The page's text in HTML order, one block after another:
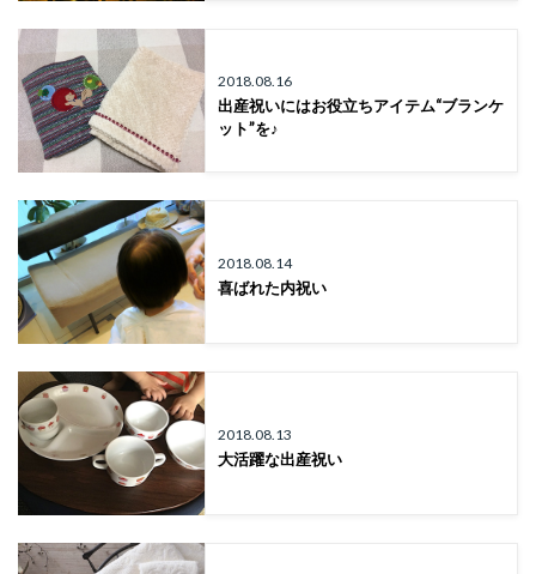
2018.08.16
出産祝いにはお役立ちアイテム“ブランケ
ット”を♪
2018.08.14
喜ばれた内祝い
2018.08.13
大活躍な出産祝い